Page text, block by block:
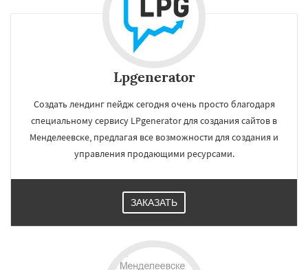
Lpgenerator
Создать лендинг пейдж сегодня очень просто благодаря
специальному сервису LPgenerator для создания сайтов в
Менделеевске, предлагая все возможности для создания и
управления продающими ресурсами.
ЗАКАЗАТЬ